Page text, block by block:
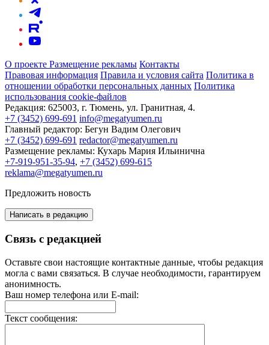
О проекте Размещение рекламы Контакты
Правовая информация Правила и условия сайта Политика в
отношении обработки персональных данных Политика
использования cookie-файлов
Редакция: 625003, г. Тюмень, ул. Гранитная, 4.
+7 (3452) 699-691 info@megatyumen.ru
Главный редактор: Бегун Вадим Олегович
+7 (3452) 699-691 redactor@megatyumen.ru
Размещение рекламы: Кухарь Мария Ильинична
+7-919-951-35-94, +7 (3452) 699-615
reklama@megatyumen.ru
Предложить новость
Написать в редакцию
Связь с редакцией
Оставьте свои настоящие контактные данные, чтобы редакция
могла с вами связаться. В случае необходимости, гарантируем
анонимность.
Ваш номер телефона или E-mail:
Текст сообщения: